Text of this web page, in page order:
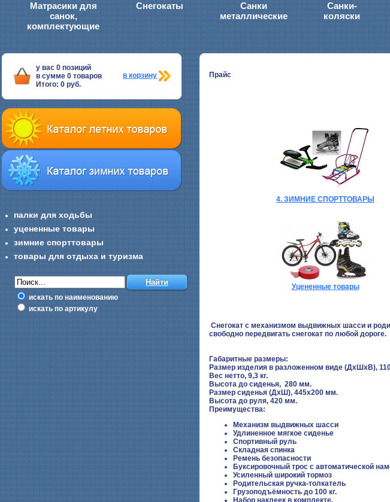
Матрасики для
санок,
комплектующие
Снегокаты
Санки
металлические
Санки-
коляски
у вас 0 позиций
в сумме 0 товаров
Итого: 0 руб.
в корзину
палки для ходьбы
уцененные товары
зимние спорттовары
товары для отдыха и туризма
искать по наименованию
искать по артикулу
Прайс
4. ЗИМНИЕ СПОРТТОВАРЫ
Уцененные товары
Снегокат с механизмом выдвижных шасси и
свободно передвигать снегокат по любой дороге.
Габаритные размеры:
Размер изделия в разложенном виде (ДхШхВ),
Вес нетто, 9,3 кг.
Высота до сиденья, 280 мм.
Размер сиденья (ДхШ), 445х200 мм.
Высота до руля, 420 мм.
Преимущества:
Механизм выдвижных шасси
Удлиненное мягкое сиденье
Спортивный руль
Складная спинка
Ремень безопасности
Буксировочный трос с автоматической
Усиленный широкий тормоз
Родительская ручка-толкатель
Грузоподъёмность до 100 кг.
Набор наклеек в комплекте.